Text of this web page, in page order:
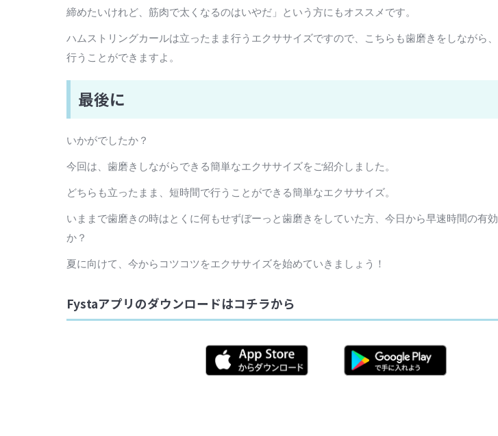
締めたいけれど、筋肉で太くなるのはいやだ」という方にもオススメです。
ハムストリングカールは立ったまま行うエクササイズですので、こちらも歯磨きをしながら
行うことができますよ。
最後に
いかがでしたか？
今回は、歯磨きしながらできる簡単なエクササイズをご紹介しました。
どちらも立ったまま、短時間で行うことができる簡単なエクササイズ。
いままで歯磨きの時はとくに何もせずぼーっと歯磨きをしていた方、今日から早速時間の有
か？
夏に向けて、今からコツコツをエクササイズを始めていきましょう！
Fystaアプリのダウンロードはコチラから